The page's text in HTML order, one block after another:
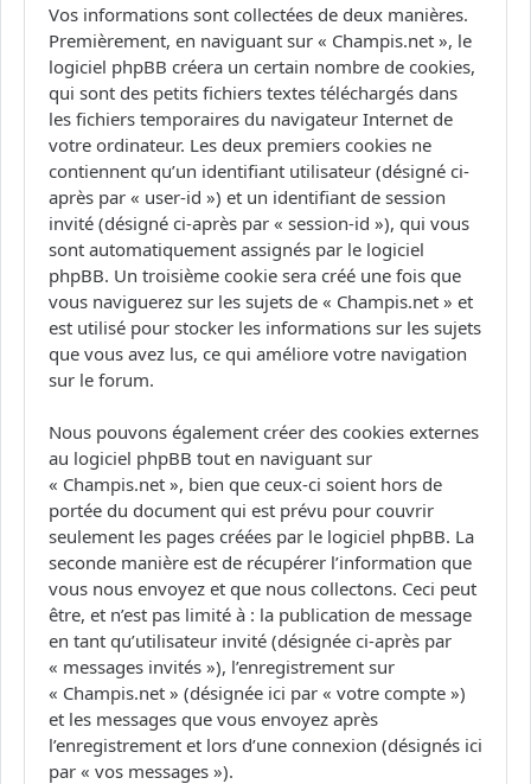
Vos informations sont collectées de deux manières.
Premièrement, en naviguant sur « Champis.net », le
logiciel phpBB créera un certain nombre de cookies,
qui sont des petits fichiers textes téléchargés dans
les fichiers temporaires du navigateur Internet de
votre ordinateur. Les deux premiers cookies ne
contiennent qu’un identifiant utilisateur (désigné ci-
après par « user-id ») et un identifiant de session
invité (désigné ci-après par « session-id »), qui vous
sont automatiquement assignés par le logiciel
phpBB. Un troisième cookie sera créé une fois que
vous naviguerez sur les sujets de « Champis.net » et
est utilisé pour stocker les informations sur les sujets
que vous avez lus, ce qui améliore votre navigation
sur le forum.
Nous pouvons également créer des cookies externes
au logiciel phpBB tout en naviguant sur
« Champis.net », bien que ceux-ci soient hors de
portée du document qui est prévu pour couvrir
seulement les pages créées par le logiciel phpBB. La
seconde manière est de récupérer l’information que
vous nous envoyez et que nous collectons. Ceci peut
être, et n’est pas limité à : la publication de message
en tant qu’utilisateur invité (désignée ci-après par
« messages invités »), l’enregistrement sur
« Champis.net » (désignée ici par « votre compte »)
et les messages que vous envoyez après
l’enregistrement et lors d’une connexion (désignés ici
par « vos messages »).